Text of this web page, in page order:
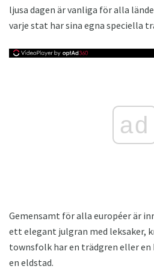
ljusa dagen är vanliga för alla
varje stat har sina egna speciella
ad
Gemensamt för alla européer är
ett elegant julgran med leksaker,
townsfolk har en trädgren eller en
en eldstad.